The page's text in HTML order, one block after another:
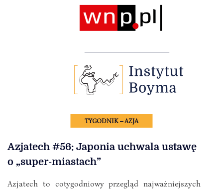
TYGODNIK – AZJA
Azjatech #56: Japonia uchwala ustawę
o „super-miastach”
Azjatech to cotygodniowy przegląd najważniejszych